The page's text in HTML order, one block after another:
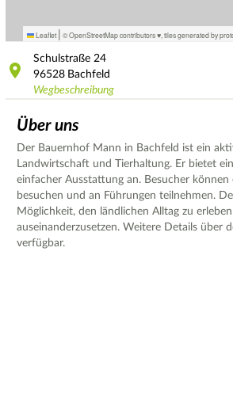
Leaflet | © OpenStreetMap contributors ♥, tiles generated by
Schulstraße 24
96528 Bachfeld
Wegbeschreibung
Über uns
Der Bauernhof Mann in Bachfeld ist ein
Landwirtschaft und Tierhaltung. Er bietet
einfacher Ausstattung an. Besucher können
besuchen und an Führungen teilnehmen.
Möglichkeit, den ländlichen Alltag zu
auseinanderzusetzen. Weitere Details über
verfügbar.